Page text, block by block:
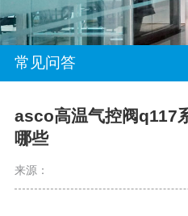
常见问答
asco高温气控阀q117
哪些
来源：